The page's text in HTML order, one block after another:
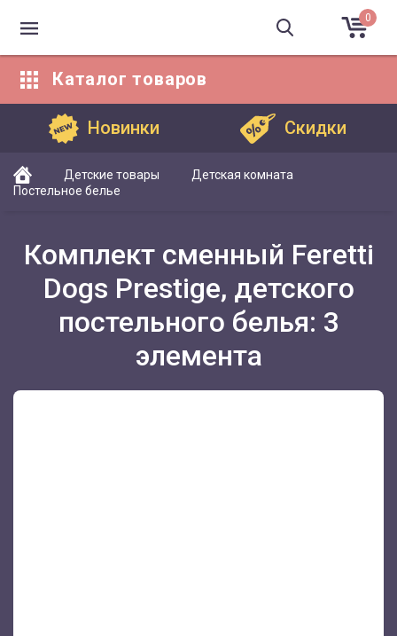
0
Каталог товаров
Новинки Скидки
Детские товары
Детская комната
Постельное белье
Комплект сменный Feretti
Dogs Prestige, детского
постельного белья: 3
элемента